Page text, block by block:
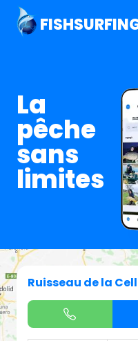
La
pêche
sans
limites
Ruisseau de la